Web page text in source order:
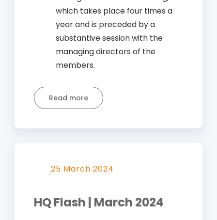
which takes place four times a
year and is preceded by a
substantive session with the
managing directors of the
members.
Read more
25 March 2024
HQ Flash | March 2024